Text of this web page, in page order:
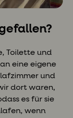
Toilette und
eine eigene
und
dort waren,
es für sie
wenn